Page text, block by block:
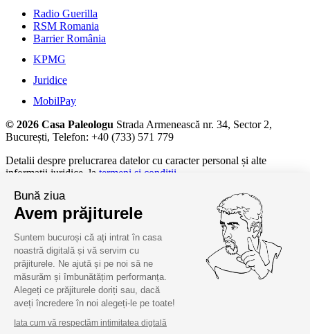
Radio Guerilla
RSM Romania
Barrier România
KPMG
Juridice
MobilPay
© 2026 Casa Paleologu Strada Armenească nr. 34, Sector 2,
București, Telefon: +40 (733) 571 779
Detalii despre prelucrarea datelor cu caracter personal și alte
informații juridice, la termeni și condiții.
Bună ziua
Avem prăjiturele
Suntem bucuroși că ați intrat în casa
noastră digitală și vă servim cu
prăjiturele. Ne ajută și pe noi să ne
măsurăm și îmbunătățim performanța.
Alegeți ce prăjiturele doriți sau, dacă
aveți încredere în noi alegeți-le pe toate!
Iata cum vă respectăm intimitatea digtală